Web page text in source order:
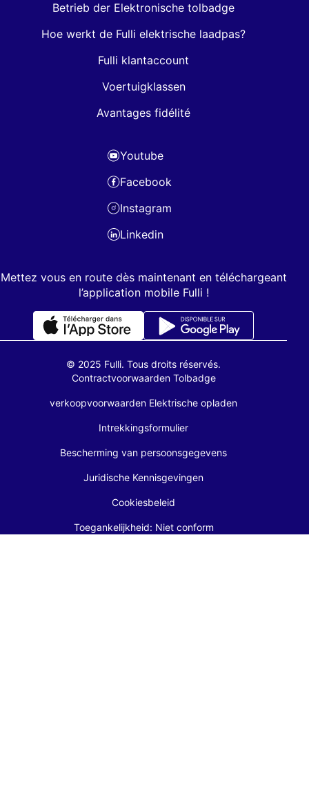
Mettez vous en route dès maintenant en téléchargeant
l’application mobile Fulli !
Betrieb der Elektronische tolbadge
Hoe werkt de Fulli elektrische laadpas?
Fulli klantaccount
Voertuigklassen
Avantages fidélité
Youtube
Facebook
Instagram
Linkedin
© 2025 Fulli. Tous droits réservés.
Contractvoorwaarden Tolbadge
verkoopvoorwaarden Elektrische opladen
Intrekkingsformulier
Bescherming van persoonsgegevens
Juridische Kennisgevingen
Cookiesbeleid
Toegankelijkheid: Niet conform